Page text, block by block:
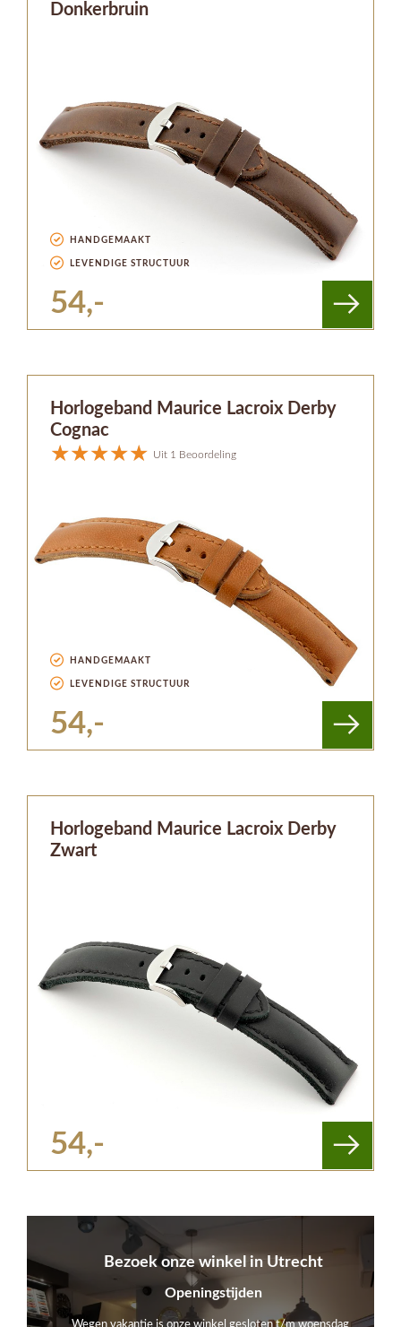
Donkerbruin
HANDGEMAAKT
LEVENDIGE STRUCTUUR
54,-
Horlogeband Maurice Lacroix Derby
Cognac
Uit 1 Beoordeling
HANDGEMAAKT
LEVENDIGE STRUCTUUR
54,-
Horlogeband Maurice Lacroix Derby
Zwart
54,-
Bezoek onze winkel in Utrecht
Openingstijden
Wegen vakantie is onze winkel gesloten t/m woensdag